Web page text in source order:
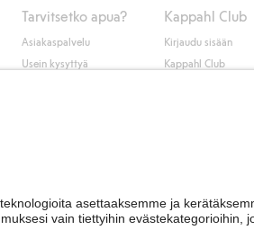
Tarvitsetko apua?
Asiakaspalvelu
Usein kysyttyä
Peru ostoksesi
Kappahl Club
Kirjaudu sisään
Kappahl Club